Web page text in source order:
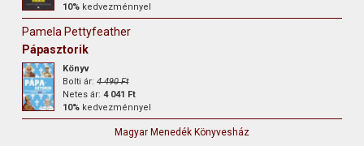
10% kedvezménnyel
Pamela Pettyfeather
Pápasztorik
Könyv
Bolti ár:4 490 Ft
Netes ár:4 041 Ft
10% kedvezménnyel
Magyar Menedék Könyvesház